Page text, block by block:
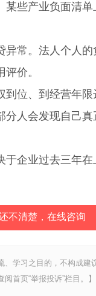
些产业负面清单
常。法人个人的
价。
位、到经营年限
人会发现自己
企业过去三年在
不清楚，在线咨询
、学习之目的，不构成建
首页“举报投诉”栏目。】